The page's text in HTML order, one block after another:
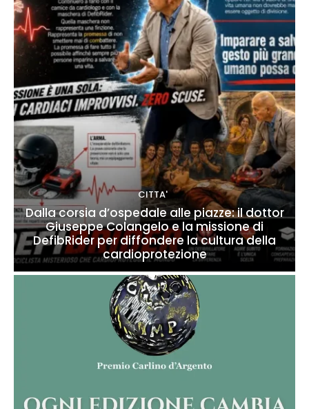
CITTA'
Dalla corsia d’ospedale alle piazze: il dottor
Giuseppe Colangelo e la missione di
DefibRider per diffondere la cultura della
cardioprotezione